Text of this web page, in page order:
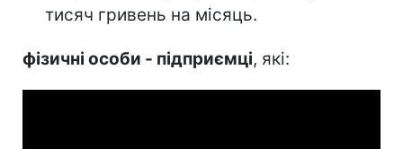
тисяч гривень на місяць.
фізичні особи - підприємці, які: